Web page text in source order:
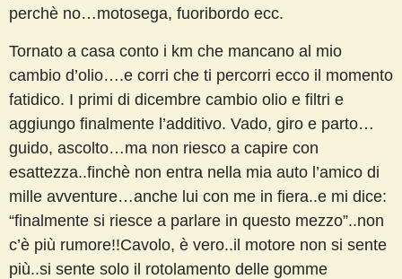
perchè no…motosega, fuoribordo ecc.
Tornato a casa conto i km che mancano al mio
cambio d’olio….e corri che ti percorri ecco il momento
fatidico. I primi di dicembre cambio olio e filtri e
aggiungo finalmente l’additivo. Vado, giro e parto…
guido, ascolto…ma non riesco a capire con
esattezza..finchè non entra nella mia auto l’amico di
mille avventure…anche lui con me in fiera..e mi dice:
“finalmente si riesce a parlare in questo mezzo”..non
c’è più rumore!!Cavolo, è vero..il motore non si sente
più..si sente solo il rotolamento delle gomme